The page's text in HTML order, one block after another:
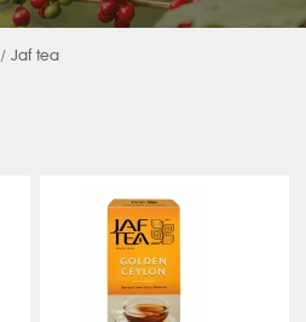
/ Jaf tea